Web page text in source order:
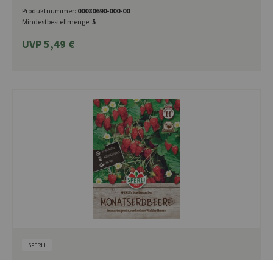
Produktnummer: 00080690-000-00
Mindestbestellmenge: 5
UVP 5,49 €
SPERLI